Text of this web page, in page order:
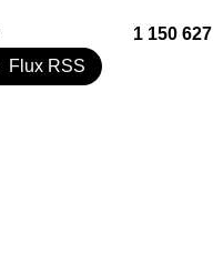
1 150 627
Flux RSS